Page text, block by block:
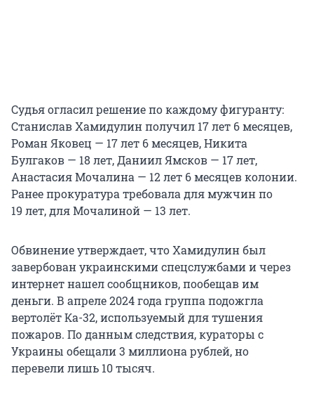
Судья огласил решение по каждому фигуранту:
Станислав Хамидулин получил 17 лет 6 месяцев,
Роман Яковец — 17 лет 6 месяцев, Никита
Булгаков — 18 лет, Даниил Ямсков — 17 лет,
Анастасия Мочалина — 12 лет 6 месяцевколонии.
Ранее прокуратура требовала для мужчин по
19 лет, для Мочалиной — 13 лет.
Обвинение утверждает, что Хамидулин был
завербован украинскими спецслужбами и через
интернет нашел сообщников, пообещав им
деньги. В апреле 2024 года группа подожгла
вертолёт Ка-32, используемый для тушения
пожаров. По данным следствия, кураторы с
Украины обещали3 миллионарублей, но
перевели лишь 10 тысяч.